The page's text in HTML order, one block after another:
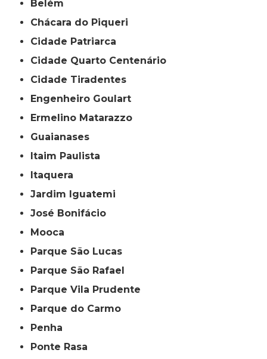
Belém
Chácara do Piqueri
Cidade Patriarca
Cidade Quarto Centenário
Cidade Tiradentes
Engenheiro Goulart
Ermelino Matarazzo
Guaianases
Itaim Paulista
Itaquera
Jardim Iguatemi
José Bonifácio
Mooca
Parque São Lucas
Parque São Rafael
Parque Vila Prudente
Parque do Carmo
Penha
Ponte Rasa